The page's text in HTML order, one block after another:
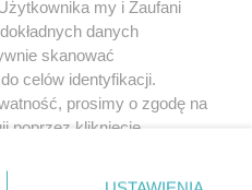
prawne
my i Zaufani
danych
skanować
celów identyfikacji.
prosimy o zgodę na
poprzez kliknięcie
ustawień prywatności